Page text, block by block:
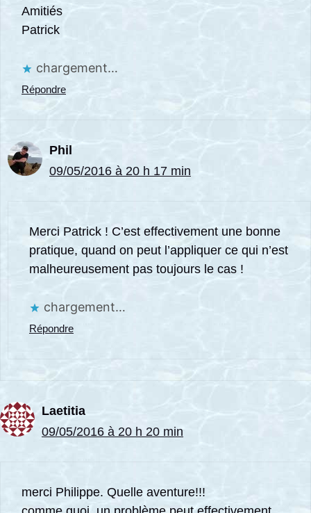
Amitiés
Patrick
chargement…
Répondre
Phil
09/05/2016 à 20 h 17 min
Merci Patrick ! C’est effectivement une bonne
pratique, quand on peut l’appliquer ce qui n’est
malheureusement pas toujours le cas !
chargement…
Répondre
Laetitia
09/05/2016 à 20 h 20 min
merci Philippe. Quelle aventure!!!